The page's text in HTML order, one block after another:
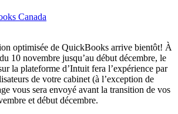
Canada
optimisée de QuickBooks arrive bientôt! À
10 novembre jusqu’au début décembre, le
la plateforme d’Intuit fera l’expérience par
de votre cabinet (à l’exception de
vous sera envoyé avant la transition de vos
et début décembre.